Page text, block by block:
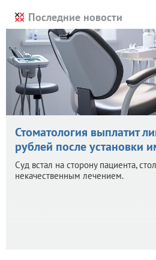
Последние новости
Стоматология выплатит
рублей после установки
Суд встал на сторону пациента,
некачественным лечением.